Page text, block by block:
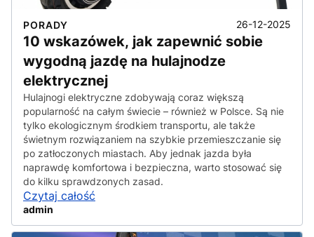
PORADY 26-12-2025
10 wskazówek, jak zapewnić sobie
wygodną jazdę na hulajnodze
elektrycznej
Hulajnogi elektryczne zdobywają coraz większą
popularność na całym świecie – również w Polsce. Są nie
tylko ekologicznym środkiem transportu, ale także
świetnym rozwiązaniem na szybkie przemieszczanie się
po zatłoczonych miastach. Aby jednak jazda była
naprawdę komfortowa i bezpieczna, warto stosować się
do kilku sprawdzonych zasad.
Czytaj całość
admin